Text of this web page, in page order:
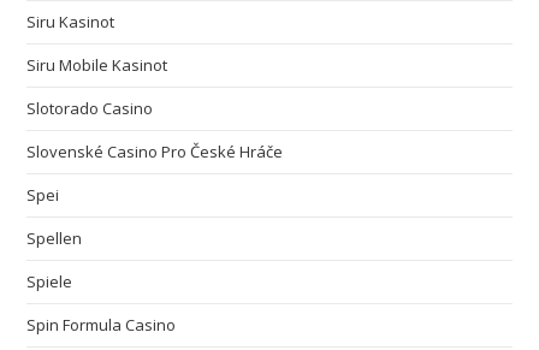
Siru Kasinot
Siru Mobile Kasinot
Slotorado Casino
Slovenské Casino Pro České Hráče
Spei
Spellen
Spiele
Spin Formula Casino